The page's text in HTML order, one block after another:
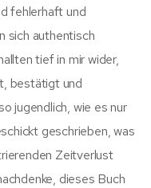
fehlerhaft und
sich authentisch
tief in mir wider,
bestätigt und
jugendlich, wie es nur
geschrieben, was
Zeitverlust
dieses Buch